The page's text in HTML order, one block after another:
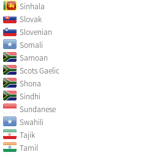
Sinhala
Slovak
Slovenian
Somali
Samoan
Scots Gaelic
Shona
Sindhi
Sundanese
Swahili
Tajik
Tamil